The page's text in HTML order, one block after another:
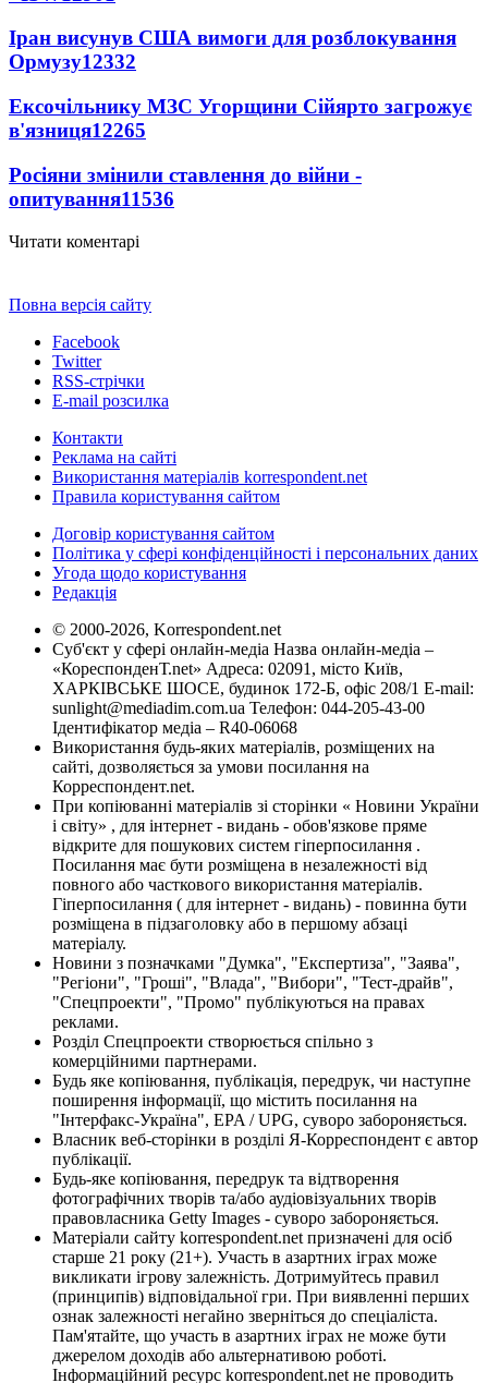
Іран висунув США вимоги для розблокування
Ормузу12332
Ексочільнику МЗС Угорщини Сійярто загрожує
в'язниця12265
Росіяни змінили ставлення до війни -
опитування11536
Читати коментарі
Повна версія сайту
Facebook
Twitter
RSS-стрічки
E-mail розсилка
Контакти
Реклама на сайті
Використання матеріалів korrespondent.net
Правила користування сайтом
Договір користування сайтом
Політика у сфері конфіденційності і персональних даних
Угода щодо користування
Редакція
© 2000-2026, Korrespondent.net
Суб'єкт у сфері онлайн-медіа Назва онлайн-медіа –
«КореспонденТ.net» Адреса: 02091, місто Київ,
ХАРКІВСЬКЕ ШОСЕ, будинок 172-Б, офіс 208/1 E-mail:
sunlight@mediadim.com.ua Телефон: 044-205-43-00
Ідентифікатор медіа – R40-06068
Використання будь-яких матеріалів, розміщених на
сайті, дозволяється за умови посилання на
Корреспондент.net.
При копіюванні матеріалів зі сторінки « Новини України
і світу» , для інтернет - видань - обов'язкове пряме
відкрите для пошукових систем гіперпосилання .
Посилання має бути розміщена в незалежності від
повного або часткового використання матеріалів.
Гіперпосилання ( для інтернет - видань) - повинна бути
розміщена в підзаголовку або в першому абзаці
матеріалу.
Новини з позначками "Думка", "Експертиза", "Заява",
"Регіони", "Гроші", "Влада", "Вибори", "Тест-драйв",
"Спецпроекти", "Промо" публікуються на правах
реклами.
Розділ Спецпроекти створюється спільно з
комерційними партнерами.
Будь яке копіювання, публікація, передрук, чи наступне
поширення інформації, що містить посилання на
"Інтерфакс-Україна", EPA / UPG, суворо забороняється.
Власник веб-сторінки в розділі Я-Корреспондент є автор
публікації.
Будь-яке копіювання, передрук та відтворення
фотографічних творів та/або аудіовізуальних творів
правовласника Getty Images - суворо забороняється.
Матеріали сайту korrespondent.net призначені для осіб
старше 21 року (21+). Участь в азартних іграх може
викликати ігрову залежність. Дотримуйтесь правил
(принципів) відповідальної гри. При виявленні перших
ознак залежності негайно зверніться до спеціаліста.
Пам'ятайте, що участь в азартних іграх не може бути
джерелом доходів або альтернативою роботі.
Інформаційний ресурс korrespondent.net не проводить